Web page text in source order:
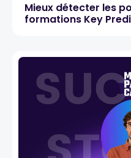
Mieux détecter les
formations Key